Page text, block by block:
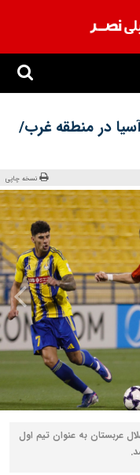
در منطقه غرب/
نسخه چاپی
عربستان به عنوان تیم اول